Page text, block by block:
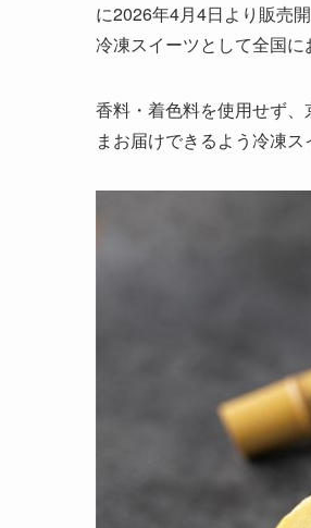
に2026年4月4日より販売
冷凍スイーツとして全国に
香料・着色料を使用せず
まお届けできるよう冷凍